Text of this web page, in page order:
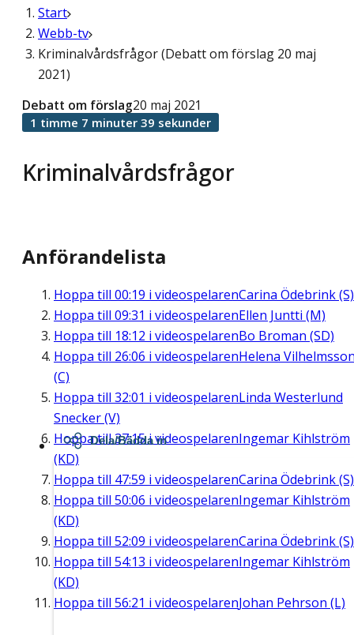
Start
Webb-tv
Kriminalvårdsfrågor (Debatt om förslag 20 maj
2021)
Kriminalvårdsfrågor
Debatt om förslag20 maj 2021
1 timme 7 minuter 39 sekunder
Anförandelista
Hoppa till 00:19 i videospelarenCarina Ödebrink (S)
Hoppa till 09:31 i videospelarenEllen Juntti (M)
Hoppa till 18:12 i videospelarenBo Broman (SD)
Hoppa till 26:06 i videospelarenHelena
(C)
Hoppa till 32:01 i videospelarenLinda Westerlund
Snecker (V)
Hoppa till37:15i videospelarenIngemar Kihlström
(KD)
Hoppa till 47:59 i videospelarenCarina Ödebrink (S)
Hoppa till 50:06 i videospelarenIngemar Kihlström
(KD)
Hoppa till 52:09 i videospelarenCarina Ödebrink (S)
Hoppa till 54:13 i videospelarenIngemar Kihlström
(KD)
Hoppa till 56:21 i videospelarenJohan Pehrson (L)
Dela/Bädda in